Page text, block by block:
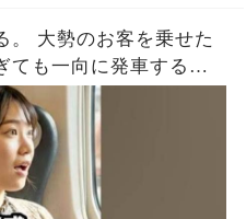
。 大勢のお客を乗せた
ても一向に発車する気
アを見ると、外国人の
挟んでいた。 ドアは閉
続ける。 周りの空気が
をかけた。 「すみませ
でください。 出発でき